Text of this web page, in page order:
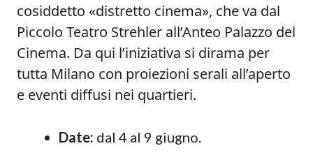
cosiddetto «distretto cinema», che va dal
Piccolo Teatro Strehler all’Anteo Palazzo del
Cinema. Da qui l’iniziativa si dirama per
tutta Milano con proiezioni serali all’aperto
e eventi diffusi nei quartieri.
Date: dal 4 al 9 giugno.